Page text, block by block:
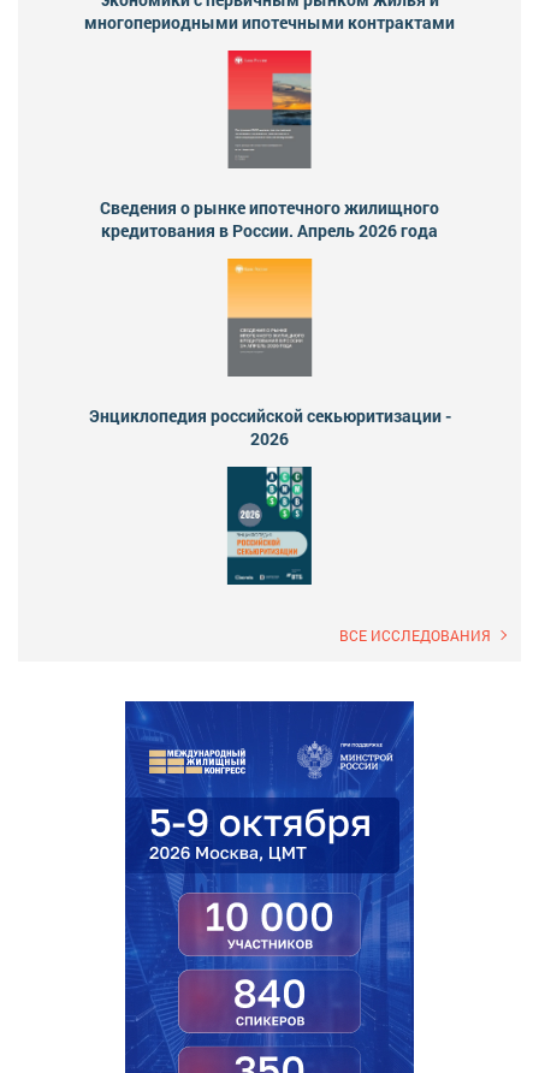
многопериодными ипотечными контрактами
Сведения о рынке ипотечного жилищного
кредитования в России. Апрель 2026 года
Энциклопедия российской секьюритизации -
2026
ВСЕ ИССЛЕДОВАНИЯ